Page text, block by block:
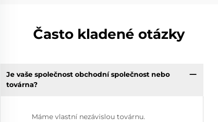
Často kladené otázky
Je vaše společnost obchodní společnost nebo
továrna?
Máme vlastní nezávislou továrnu.